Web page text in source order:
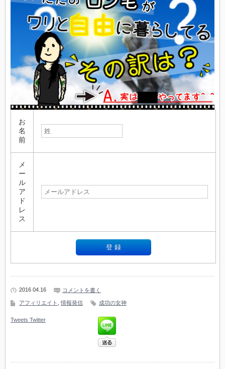
お
名
前
メ
ー
ル
ア
ド
レ
ス
2016 04.16 コメントを書く
アフィリエイト ,情報発信 成功の女神
Tweets Twitter